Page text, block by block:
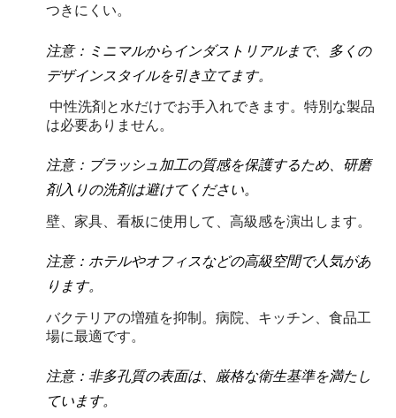
つきにくい。
注意：ミニマルからインダストリアルまで、多くの
デザインスタイルを引き立てます。
中性洗剤と水だけでお手入れできます。特別な製品
は必要ありません。
注意：ブラッシュ加工の質感を保護するため、研磨
剤入りの洗剤は避けてください。
壁、家具、看板に使用して、高級感を演出します。
注意：ホテルやオフィスなどの高級空間で人気があ
ります。
バクテリアの増殖を抑制。病院、キッチン、食品工
場に最適です。
注意：非多孔質の表面は、厳格な衛生基準を満たし
ています。